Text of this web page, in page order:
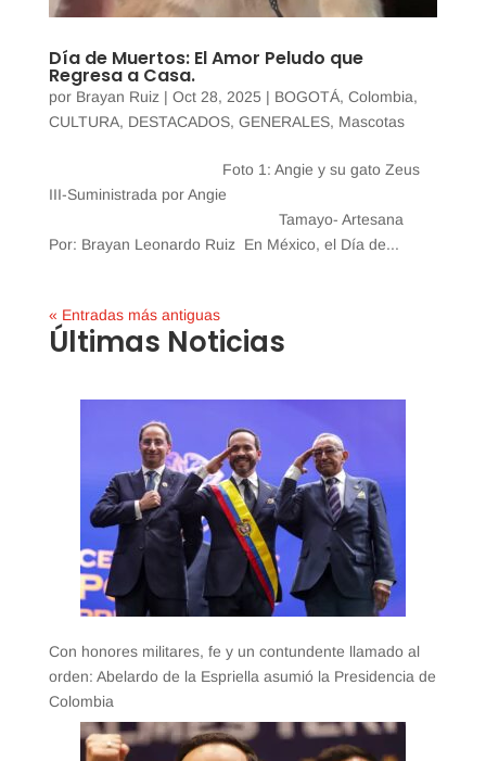
Día de Muertos: El Amor Peludo que
Regresa a Casa.
por Brayan Ruiz | Oct 28, 2025| BOGOTÁ, Colombia,
CULTURA, DESTACADOS, GENERALES, Mascotas
Foto 1: Angie y su gato Zeus
III-Suministrada por Angie
Tamayo- Artesana
Por: Brayan Leonardo Ruiz En México, el Día de...
« Entradas más antiguas
Últimas Noticias
Con honores militares, fe y un contundente llamado al
orden: Abelardo de la Espriella asumió la Presidencia de
Colombia